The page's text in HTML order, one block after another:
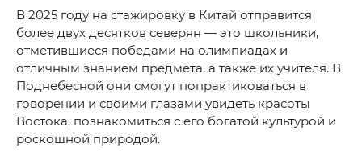
В 2025 году на стажировку в Китай отправится
более двух десятков северян — это школьники,
отметившиеся победами на олимпиадах и
отличным знанием предмета, а также их учителя. В
Поднебесной они смогут попрактиковаться в
говорении и своими глазами увидеть красоты
Востока, познакомиться с его богатой культурой и
роскошной природой.